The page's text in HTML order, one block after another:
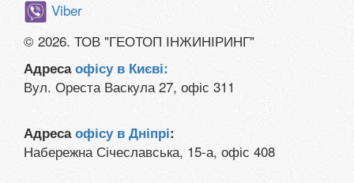
Viber
© 2026. ТОВ "ГЕОТОП ІНЖИНІРИНГ"
Адресаофісу в Києві:
Вул. Ореста Васкула 27, офіс 311
Адресаофісу в Дніпрі:
Набережна Січеславська, 15-а, офіс 408